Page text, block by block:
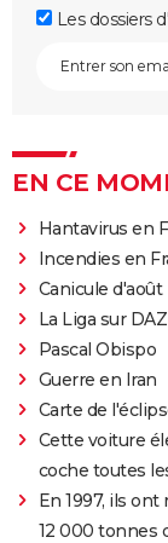
Les dossiers
EN CE
Hantavirus en
Incendies en
Canicule d'août
La Liga sur
Pascal Obispo
Guerre en Iran
Carte de
Cette voiture
coche toutes
En 1997, ils
12 000 tonnes